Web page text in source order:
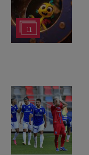
11